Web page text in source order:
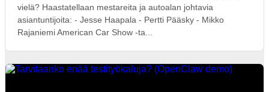
vielä? Haastatellaan mestareita ja autoalan johtavia
asiantuntijoita: - Jesse Haapala - Pertti Pääsky - Mikko
Rajaniemi American Car Show -ta...